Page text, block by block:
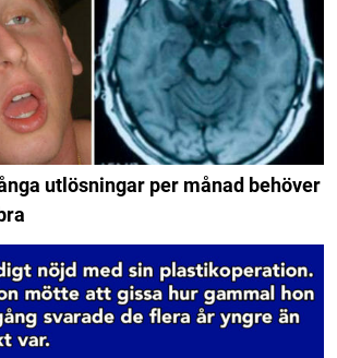
utlösningar per månad behöver